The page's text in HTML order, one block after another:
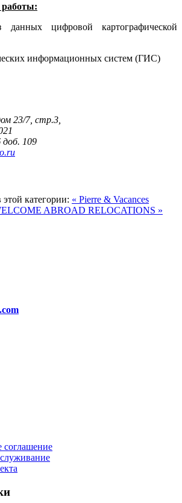
работы:
данных цифровой картографической
информационных систем (ГИС)
23/7, стр.3,
доб. 109
категории: « Pierre & Vacances
ABROAD RELOCATIONS »
соглашение